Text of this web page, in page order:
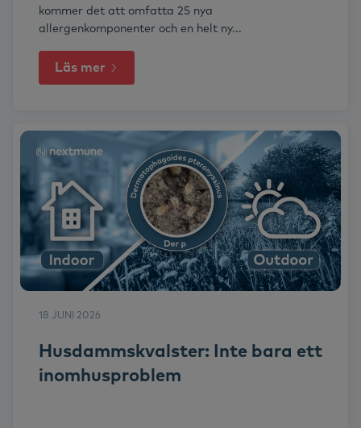
kommer det att omfatta 25 nya
allergenkomponenter och en helt ny...
Läs mer
18 JUNI 2026
Husdammskvalster: Inte bara ett
inomhusproblem